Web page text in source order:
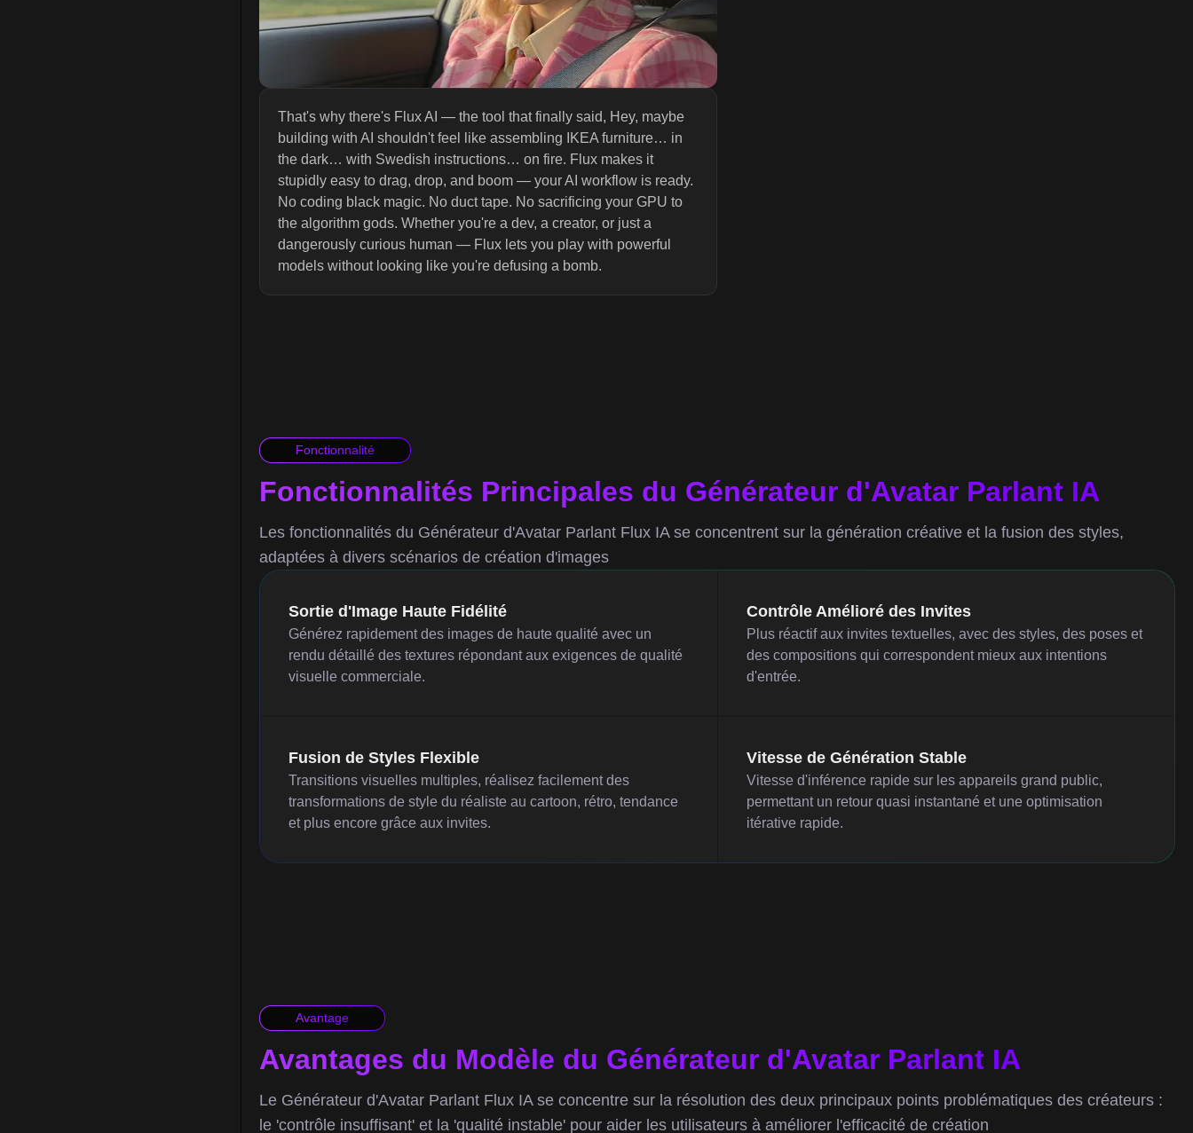
That's why there's Flux AI — the tool that finally said, Hey, maybe
building with AI shouldn't feel like assembling IKEA furniture… in
the dark… with Swedish instructions… on fire. Flux makes it
stupidly easy to drag, drop, and boom — your AI workflow is ready.
No coding black magic. No duct tape. No sacrificing your GPU to
the algorithm gods. Whether you're a dev, a creator, or just a
dangerously curious human — Flux lets you play with powerful
models without looking like you're defusing a bomb.
Fonctionnalité
Fonctionnalités Principales du Générateur d'Avatar Parlant IA
Les fonctionnalités du Générateur d'Avatar Parlant Flux IA se concentrent sur la génération créative et la fusion des styles,
adaptées à divers scénarios de création d'images
Sortie d'Image Haute Fidélité
Générez rapidement des images de haute qualité avec un
rendu détaillé des textures répondant aux exigences de qualité
visuelle commerciale.
Contrôle Amélioré des Invites
Plus réactif aux invites textuelles, avec des styles, des poses et
des compositions qui correspondent mieux aux intentions
d'entrée.
Fusion de Styles Flexible
Transitions visuelles multiples, réalisez facilement des
transformations de style du réaliste au cartoon, rétro, tendance
et plus encore grâce aux invites.
Vitesse de Génération Stable
Vitesse d'inférence rapide sur les appareils grand public,
permettant un retour quasi instantané et une optimisation
itérative rapide.
Avantage
Avantages du Modèle du Générateur d'Avatar Parlant IA
Le Générateur d'Avatar Parlant Flux IA se concentre sur la résolution des deux principaux points problématiques des créateurs :
le 'contrôle insuffisant' et la 'qualité instable' pour aider les utilisateurs à améliorer l'efficacité de création